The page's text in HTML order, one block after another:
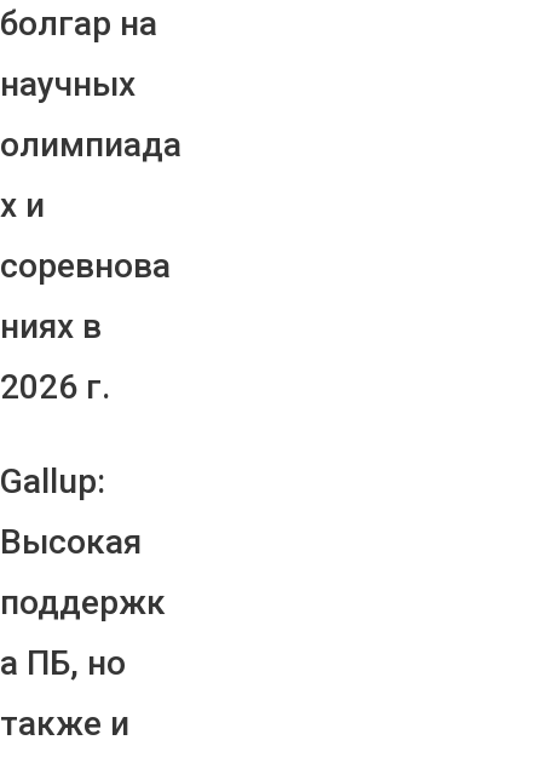
болгар на
научных
олимпиада
х и
соревнова
ниях в
2026 г.
Gallup:
Высокая
поддержк
а ПБ, но
также и